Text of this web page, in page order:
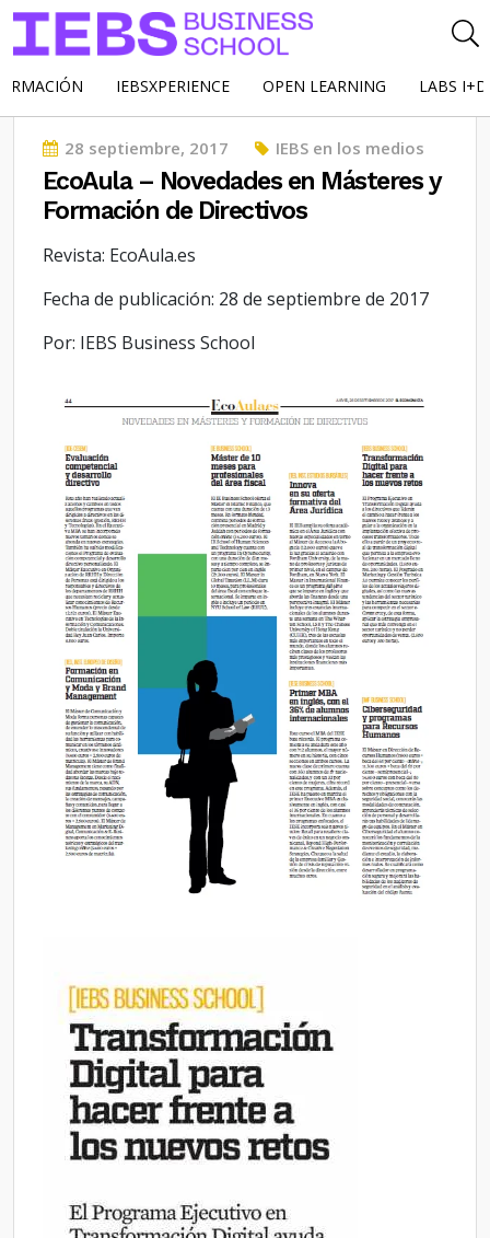
IEBSXPERIENCE OPEN LEARNING LABS
Posted
on
28 septiembre, 2017 IEBS en los medios
EcoAula – Novedades en Másteres y
Formación de Directivos
Revista: EcoAula.es
Fecha de publicación: 28 de septiembre de 2017
Por: IEBS Business School